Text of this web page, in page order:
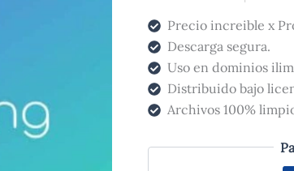
Precio increible x
Descarga segura.
Uso en dominios
Distribuido bajo
Archivos 100%